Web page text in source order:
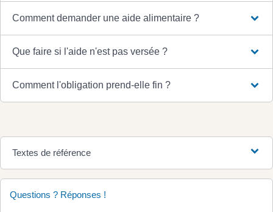
Comment demander une aide alimentaire ?
Que faire si l'aide n'est pas versée ?
Comment l'obligation prend-elle fin ?
Textes de référence
Questions ? Réponses !